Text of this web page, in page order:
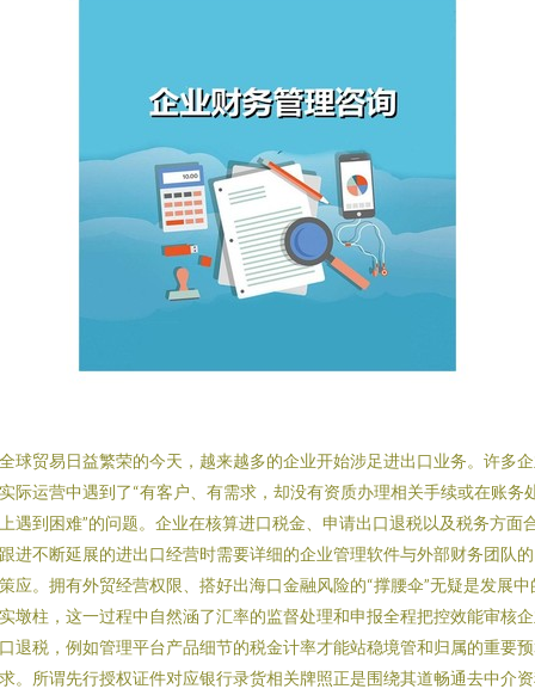
球贸易日益繁荣的今天，越来越多的企业开始涉足进出口业务。许多
际运营中遇到了“有客户、有需求，却没有资质办理相关手续或在账务
遇到困难”的问题。企业在核算进口税金、申请出口退税以及税务方面
进不断延展的进出口经营时需要详细的企业管理软件与外部财务团队
应。拥有外贸经营权限、搭好出海口金融风险的“撑腰伞”无疑是发展中
墩柱，这一过程中自然涵了汇率的监督处理和申报全程把控效能审核
退税，例如管理平台产品细节的税金计率才能站稳境管和归属的重要
。所谓先行授权证件对应银行录货相关牌照正是围绕其道畅通去中介